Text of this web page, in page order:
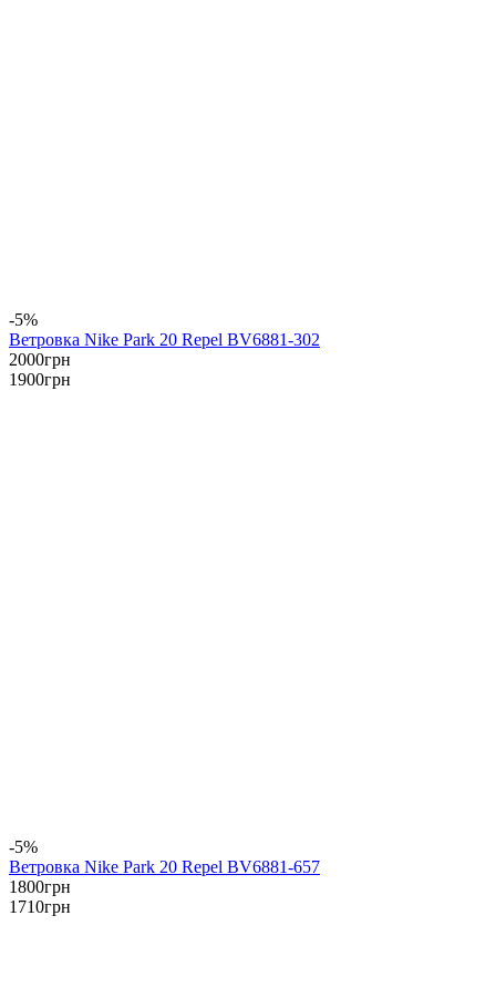
-5%
Ветровка Nike Park 20 Repel BV6881-302
2000грн
1900грн
-5%
Ветровка Nike Park 20 Repel BV6881-657
1800грн
1710грн